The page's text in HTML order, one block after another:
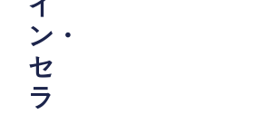
ン・
セ
ラ